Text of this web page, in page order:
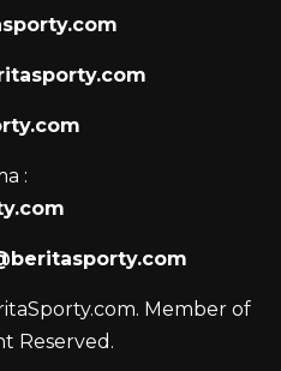
:
Member of
Reserved.